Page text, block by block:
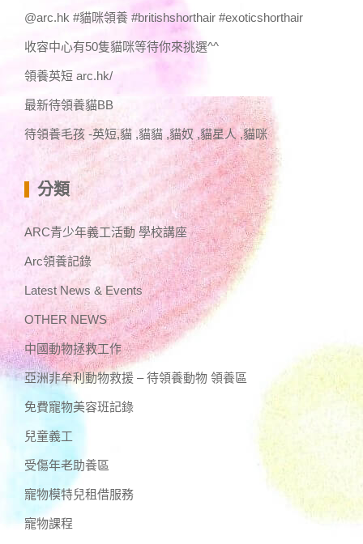
@arc.hk #貓咪領養 #britishshorthair #exoticshorthair
收容中心有50隻貓咪等待你來挑選^^
領養英短 arc.hk/
最新待領養貓BB
待領養毛孩 -英短,貓 ,貓貓 ,貓奴 ,貓星人 ,貓咪
分類
ARC青少年義工活動 學校講座
Arc領養記錄
Latest News & Events
OTHER NEWS
中國動物拯救工作
亞洲非牟利動物救援 – 待領養動物 領養區
免費寵物美容班記錄
兒童義工
受傷年老助養區
寵物模特兒租借服務
寵物課程